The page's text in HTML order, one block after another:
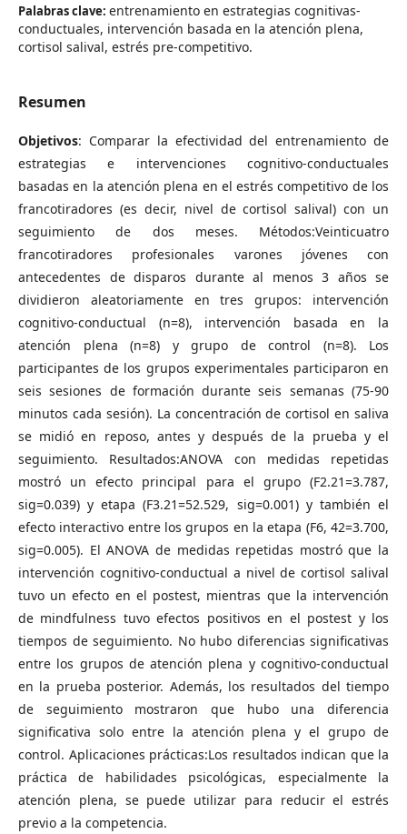
Palabras clave: entrenamiento en estrategias cognitivas-
conductuales, intervención basada en la atención plena,
cortisol salival, estrés pre-competitivo.
Resumen
Objetivos: Comparar la efectividad del entrenamiento de
estrategias e intervenciones cognitivo-conductuales
basadas en la atención plena en el estrés competitivo de los
francotiradores (es decir, nivel de cortisol salival) con un
seguimiento de dos meses. Métodos:Veinticuatro
francotiradores profesionales varones jóvenes con
antecedentes de disparos durante al menos 3 años se
dividieron aleatoriamente en tres grupos: intervención
cognitivo-conductual (n=8), intervención basada en la
atención plena (n=8) y grupo de control (n=8). Los
participantes de los grupos experimentales participaron en
seis sesiones de formación durante seis semanas (75-90
minutos cada sesión). La concentración de cortisol en saliva
se midió en reposo, antes y después de la prueba y el
seguimiento. Resultados:ANOVA con medidas repetidas
mostró un efecto principal para el grupo (F2.21=3.787,
sig=0.039) y etapa (F3.21=52.529, sig=0.001) y también el
efecto interactivo entre los grupos en la etapa (F6, 42=3.700,
sig=0.005). El ANOVA de medidas repetidas mostró que la
intervención cognitivo-conductual a nivel de cortisol salival
tuvo un efecto en el postest, mientras que la intervención
de mindfulness tuvo efectos positivos en el postest y los
tiempos de seguimiento. No hubo diferencias significativas
entre los grupos de atención plena y cognitivo-conductual
en la prueba posterior. Además, los resultados del tiempo
de seguimiento mostraron que hubo una diferencia
significativa solo entre la atención plena y el grupo de
control. Aplicaciones prácticas:Los resultados indican que la
práctica de habilidades psicológicas, especialmente la
atención plena, se puede utilizar para reducir el estrés
previo a la competencia.